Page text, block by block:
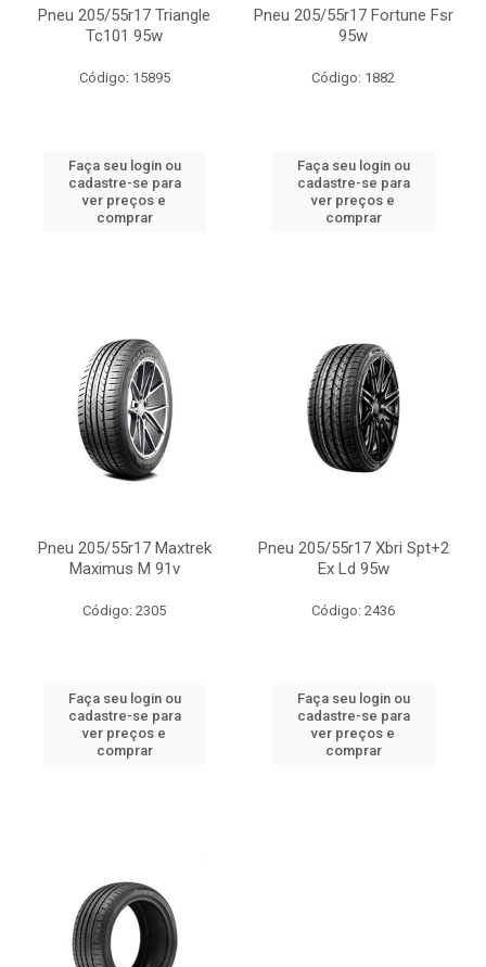
Pneu 205/55r17 Triangle
Tc101 95w
Código: 15895
Faça seu login ou
cadastre-se para
ver preços e
comprar
Pneu 205/55r17 Fortune Fsr
95w
Código: 1882
Faça seu login ou
cadastre-se para
ver preços e
comprar
Pneu 205/55r17 Maxtrek
Maximus M 91v
Código: 2305
Faça seu login ou
cadastre-se para
ver preços e
comprar
Pneu 205/55r17 Xbri Spt+2
Ex Ld 95w
Código: 2436
Faça seu login ou
cadastre-se para
ver preços e
comprar